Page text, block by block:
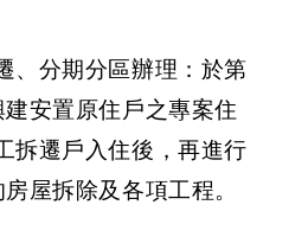
、分期分區辦理：於第
安置原住戶之專案住
拆遷戶入住後，再進行
屋拆除及各項工程。